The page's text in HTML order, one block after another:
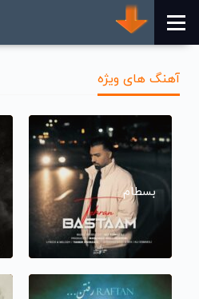
آهنگ های ویژه
بسطام